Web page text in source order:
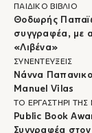
ΠΑΙΔΙΚΟ ΒΙΒΛΙΟ
Θοδωρής
συγγραφέα, με
«Λιβένα»
ΣΥΝΕΝΤΕΥΞΕΙΣ
Νάννα
Manuel Vilas
ΤΟ ΕΡΓΑΣΤΗΡΙ
Public Book
Συγγραφέα στον